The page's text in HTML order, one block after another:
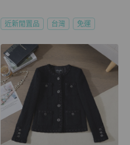
近新閒置品 台灣 免運